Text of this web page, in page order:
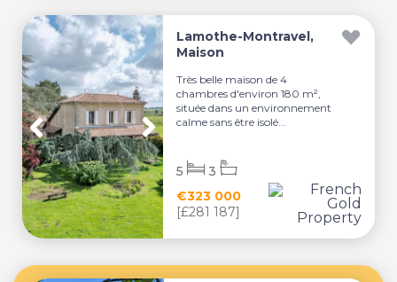
Lamothe-Montravel,
Maison
Très belle maison de 4
chambres d'environ 180 m²,
située dans un environnement
calme sans être isolé...
€323 000
[£281 187]
5 3